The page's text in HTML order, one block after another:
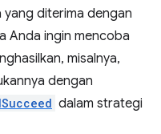
diterima dengan
Anda ingin mencoba
misalnya,
dengan
dalam strategi